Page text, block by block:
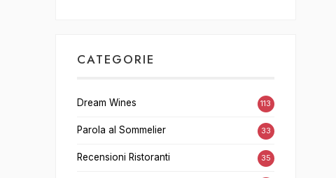
CATEGORIE
Dream Wines 113
Parola al Sommelier 33
Recensioni Ristoranti 35